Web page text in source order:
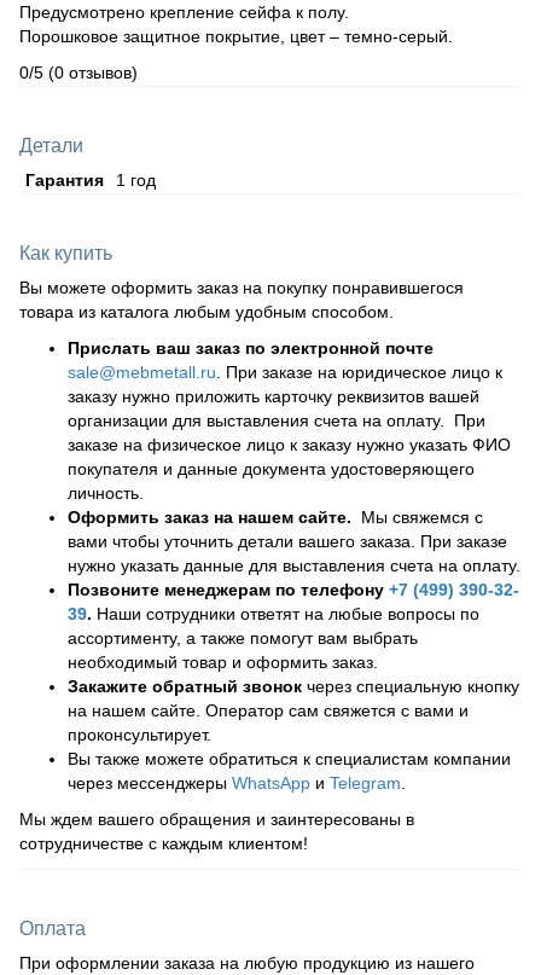
Предусмотрено крепление сейфа к полу.
Порошковое защитное покрытие, цвет – темно-серый.
0/5 (0 отзывов)
Детали
Гарантия 1 год
Как купить
Вы можете оформить заказ на покупку понравившегося
товара из каталога любым удобным способом.
Прислать ваш заказ по электронной почте
sale@mebmetall.ru . При заказе на юридическое лицо к
заказу нужно приложить карточку реквизитов вашей
организации для выставления счета на оплату. При
заказе на физическое лицо к заказу нужно указать ФИО
покупателя и данные документа удостоверяющего
личность.
Оформить заказ на нашем сайте. Мы свяжемся с
вами чтобы уточнить детали вашего заказа. При заказе
нужно указать данные для выставления счета на оплату.
Позвоните менеджерам по телефону +7 (499) 390-32-
39. Наши сотрудники ответят на любые вопросы по
ассортименту, а также помогут вам выбрать
необходимый товар и оформить заказ.
Закажите обратный звонок через специальную кнопку
на нашем сайте. Оператор сам свяжется с вами и
проконсультирует.
Вы также можете обратиться к специалистам компании
через мессенджеры WhatsApp и Telegram
Мы ждем вашего обращения и заинтересованы в
сотрудничестве с каждым клиентом!
Оплата
При оформлении заказа на любую продукцию из нашего